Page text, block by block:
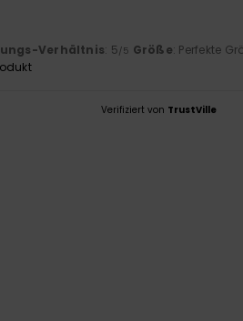
Verhältnis: 5/5 Größe: Perfekte
Verifiziert von TrustVille